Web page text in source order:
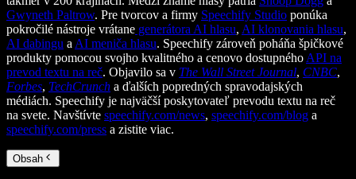
Gwyneth Paltrow. Pre tvorcov a firmy Speechify Studio ponúka
pokročilé nástroje vrátane generátora AI hlasu, AI klonovania hlasu,
AI dabingu a AI meniča hlasu. Speechify zároveň poháňa špičkové
produkty pomocou svojho kvalitného a cenovo dostupného API na
prevod textu na reč. Objavilo sa v The Wall Street Journal, CNBC,
Forbes, TechCrunch a ďalších popredných spravodajských
médiách. Speechify je najväčší poskytovateľ prevodu textu na reč
na svete. Navštívte speechify.com/news, speechify.com/blog a
speechify.com/press a zistite viac.
Obsah